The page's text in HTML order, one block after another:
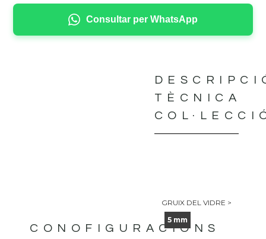
Consultar per WhatsApp
CONOFIGURACIONS
TÈCNICA
GRUIX DEL VIDRE >
5 mm